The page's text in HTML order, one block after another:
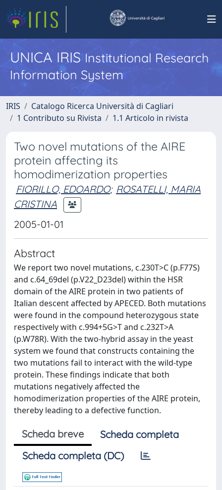
UNICA IRISInstitutional Research
Information System
IRIS
Catalogo Ricerca Università di Cagliari
1 Contributo su Rivista
1.1 Articolo in rivista
Two novel mutations of the AIRE
protein affecting its
homodimerization properties
FIORILLO, EDOARDO; ROSATELLI, MARIA
CRISTINA
2005-01-01
Abstract
We report two novel mutations, c.230T>C (p.F77S)
and c.64_69del (p.V22_D23del) within the HSR
domain of the AIRE protein in two patients of
Italian descent affected by APECED. Both mutations
were found in the compound heterozygous state
respectively with c.994+5G>T and c.232T>A
(p.W78R). With the two-hybrid assay in the yeast
system we found that constructs containing the
two mutations fail to interact with the wild-type
protein. These findings indicate that both
mutations negatively affected the
homodimerization properties of the AIRE protein,
thereby leading to a defective function.
Scheda breve
Scheda completa
Scheda completa (DC)